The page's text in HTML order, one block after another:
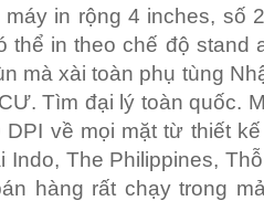
in rộng 4 inches, số
thể in theo chế độ stand
mà xài toàn phụ tùng
Tìm đại lý toàn quốc.
về mọi mặt từ thiết
The Philippines,
hàng rất chạy trong